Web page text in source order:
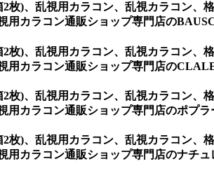
2枚)、乱視用カラコン、乱視カラコン
用カラコン通販ショップ専門店の
2枚)、乱視用カラコン、乱視カラコン
用カラコン通販ショップ専門店の
2枚)、乱視用カラコン、乱視カラコン
用カラコン通販ショップ専門店のポプ
2枚)、乱視用カラコン、乱視カラコン
用カラコン通販ショップ専門店のナチ